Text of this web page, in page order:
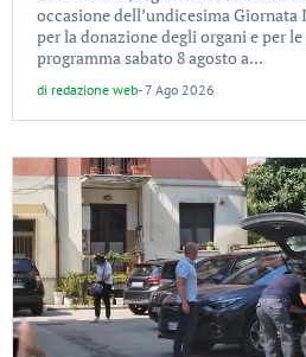
occasione dell’undicesima
per la donazione degli organi e per
programma sabato 8 agosto a...
di redazione web-7 Ago 2026